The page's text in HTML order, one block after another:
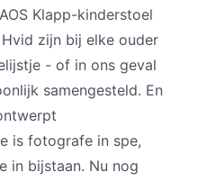
Klapp-kinderstoel
zijn bij elke ouder
- of in ons geval
samengesteld. En
is fotografe in spe,
in bijstaan. Nu nog